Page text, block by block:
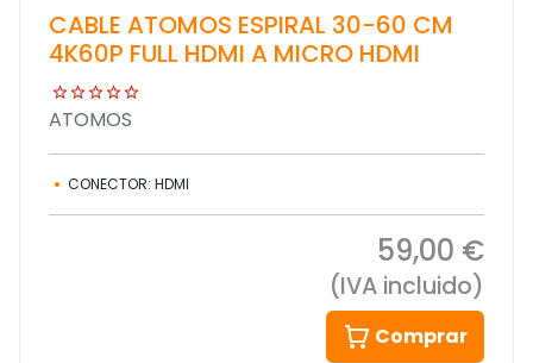
CABLE ATOMOS ESPIRAL 30-60 CM
4K60P FULL HDMI A MICRO HDMI
ATOMOS
CONECTOR: HDMI
59,00 €
(IVA incluido)
Comprar